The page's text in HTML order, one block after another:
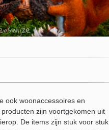
ook woonaccessoires en
zijn voortgekomen uit
De items zijn stuk voor stuk